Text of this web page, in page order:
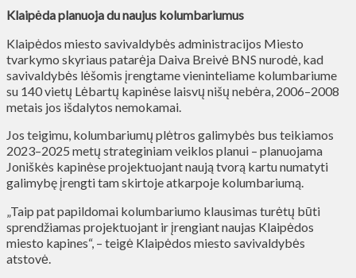
Klaipėda planuoja du naujus kolumbariumus
Klaipėdos miesto savivaldybės administracijos Miesto
tvarkymo skyriaus patarėja Daiva Breivė BNS nurodė, kad
savivaldybės lėšomis įrengtame vieninteliame kolumbariume
su 140 vietų Lėbartų kapinėse laisvų nišų nebėra, 2006–2008
metais jos išdalytos nemokamai.
Jos teigimu, kolumbariumų plėtros galimybės bus teikiamos
2023–2025 metų strateginiam veiklos planui – planuojama
Joniškės kapinėse projektuojant naują tvorą kartu numatyti
galimybę įrengti tam skirtoje atkarpoje kolumbariumą.
„Taip pat papildomai kolumbariumo klausimas turėtų būti
sprendžiamas projektuojant ir įrengiant naujas Klaipėdos
miesto kapines“, – teigė Klaipėdos miesto savivaldybės
atstovė.